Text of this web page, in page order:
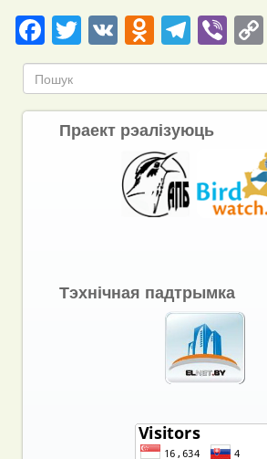
Facebook
Twitter
VK
Праект рэалізуюць
Тэхнічная падтрымка